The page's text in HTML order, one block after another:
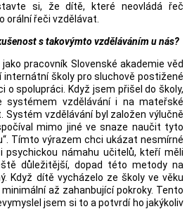
si, že dítě, které neovládá řeč
orální řeči vzdělávat.
s takovýmto vzděláváním u nás?
pracovník Slovenské akademie věd
internátní školy pro sluchově postižené
o spolupráci. Když jsem přišel do školy,
systémem vzdělávání i na mateřské
Systém vzdělávání byl založen výlučně
mimo jiné ve snaze naučit tyto
Tímto výrazem chci ukázat nesmírné
psychickou námahu učitelů, kteří měli
důležitější, dopad této metody na
Když dítě vycházelo ze školy ve věku
až zahanbující pokroky. Tento
jsem si to a potvrdí ho jakýkoliv